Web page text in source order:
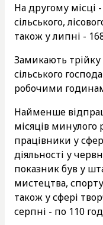
На другому місці
сільського,
також у липні -
Замикають
сільського
робочими
Найменше
місяців минулого
працівники у
діяльності у
показник був у
мистецтва,
також у сфері
серпні - по 110